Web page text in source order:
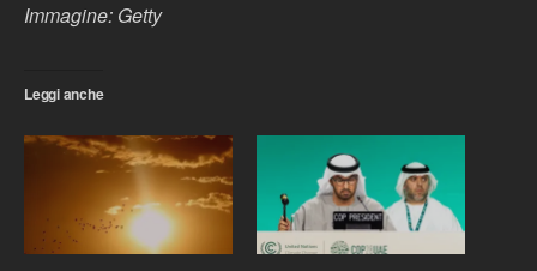
Immagine: Getty
Leggi anche